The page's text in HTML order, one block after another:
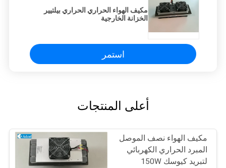
مكيف الهواء الحراري الحراري بيلتيير
الخزانة الخارجية
استمر
أعلى المنتجات
مكيف الهواء نصف الموصل
المبرد الحراري الكهربائي
لتبريد كيوسك 150W